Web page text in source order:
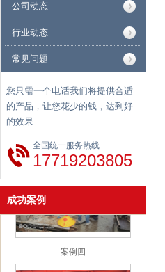
公司动态
行业动态
常见问题
您只需一个电话我们将提供合适
的产品，让您花少的钱，达到好
的效果
全国统一服务热线
17719203805
成功案例
案例四